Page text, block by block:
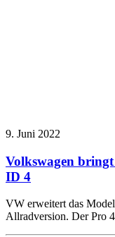
9. Juni 2022
Volkswagen
ID 4
VW erweitert das
Allradversion. Der Pro